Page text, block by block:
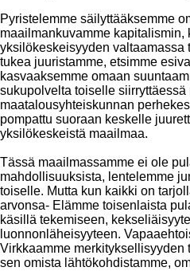
Pyristelemme säilyttääksemme
maailmankuvamme kapitalismin,
yksilökeskeisyyden valtaamassa
tukea juuristamme, etsimme
kasvaaksemme omaan
sukupolvelta toiselle siirryttäessä
maatalousyhteiskunnan
pompattu suoraan keskelle
yksilökeskeistä maailmaa.
Tässä maailmassamme ei ole
mahdollisuuksista, lentelemme
toiselle. Mutta kun kaikki on
arvonsa- Elämme toisenlaista
käsillä tekemiseen,
luonnonläheisyyteen.
Virkkaamme
sen omista lähtökohdistamme,